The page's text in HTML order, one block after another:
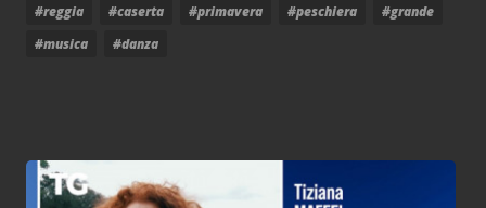
#reggia #caserta #primavera #peschiera
#grande
#musica
#danza